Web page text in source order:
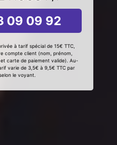
09 09 92
à tarif spécial de 15€ TTC,
compte client (nom, prénom,
carte de paiement valide). Au-
varie de 3,5€ à 9,5€ TTC par
le voyant.